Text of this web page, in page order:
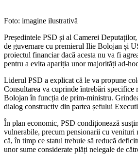
Foto: imagine ilustrativă
Președintele PSD și al Camerei
de guvernare cu premierul Ilie Bolojan și
proiectul financiar dacă acesta nu va fi
pentru a evita apariția unor majorități ad-
Liderul PSD a explicat că le va propune
Consultarea va cuprinde întrebări
Bolojan în funcția de prim-ministru.
dialog constructiv din partea șefului
În plan economic, PSD condiționează
vulnerabile, precum pensionarii cu venituri
că, în timp ce statul trebuie să reducă
unor sume considerate plăți nelegale de